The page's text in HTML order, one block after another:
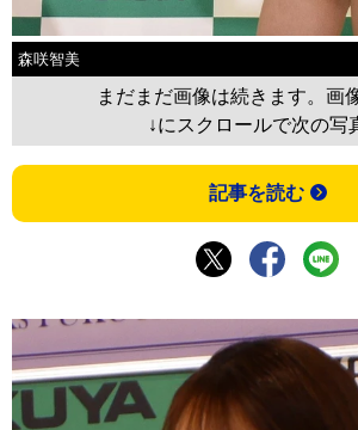
森咲智美
まだまだ画像は続きます。画
↓にスクロールで次の写
記事を読む